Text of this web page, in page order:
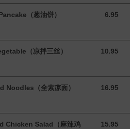
（葱油饼） 6.95
6.95 CAD
（凉拌三丝） 10.95
10.95 CAD
Noodles（全素凉面） 16.95
16.95 CAD
Chicken Salad（麻辣鸡
15.95
15.95 CAD